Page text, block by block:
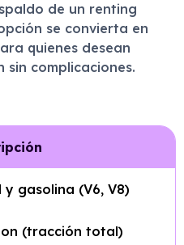
de un renting
se convierta en
quienes desean
complicaciones.
y gasolina (V6, V8)
(tracción total)